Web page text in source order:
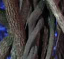
최신 뉴스 연예